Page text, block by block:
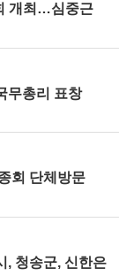
개최…심중근
무총리 표창
회 단체방문
, 청송군, 신한은